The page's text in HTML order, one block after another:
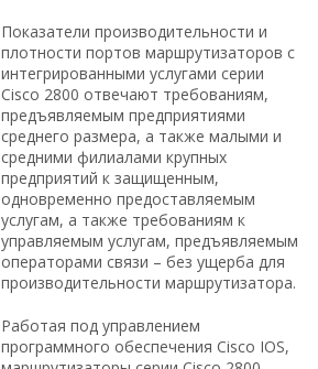
Показатели производительности и
плотности портов маршрутизаторов с
интегрированными услугами серии
Cisco 2800 отвечают требованиям,
предъявляемым предприятиями
среднего размера, а также малыми и
средними филиалами крупных
предприятий к защищенным,
одновременно предоставляемым
услугам, а также требованиям к
управляемым услугам, предъявляемым
операторами связи – без ущерба для
производительности маршрутизатора.
Работая под управлением
программного обеспечения Cisco IOS,